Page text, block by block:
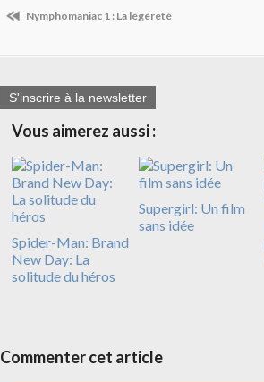
Nymphomaniac 1 : La légèreté
S'inscrire à la newsletter
Vous aimerez aussi :
Spider-Man: Brand
New Day: La
solitude du héros
Supergirl: Un film
sans idée
Commenter cet article